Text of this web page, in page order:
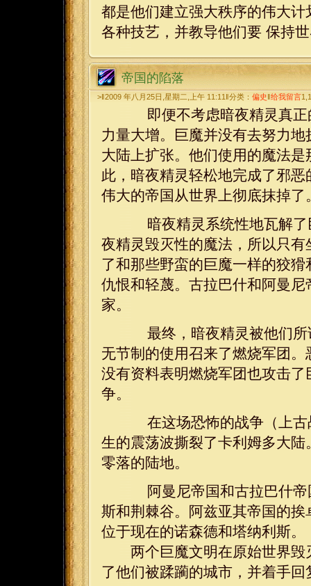
都是他们建立强大秩序的伟大
各种技艺，并教导他们要 保持
帝国的陷落
>‖2009 年八月25日,星期二,上午 11:11‖分类： 偏史‖给我留言
即便不考虑暗夜精灵真正
力量大增。巨魔并没有去努力
大陆上扩张。他们使用的魔法
此，暗夜精灵轻松地完成了邪
伟大的帝国从世界上彻底抹掉了
暗夜精灵系统性地瓦解了
夜精灵毁灭性的魔法，所以只
了和那些野蛮的巨魔一样的狡
仇恨和轻蔑。古拉巴什和阿曼
家。
最终，暗夜精灵被他们所
无节制的使用召来了燃烧军团
没有资料表明燃烧军团也攻击
争。
在这场恐怖的战争（上古
生的震荡波撕裂了卡利姆多大
零落的陆地。
阿曼尼帝国和古拉巴什帝
斯和荆棘谷。阿兹亚其帝国的
位于现在的诺森德和塔纳利斯。
两个巨魔文明在原始世界毁
了他们被蹂躏的城市，并着手回